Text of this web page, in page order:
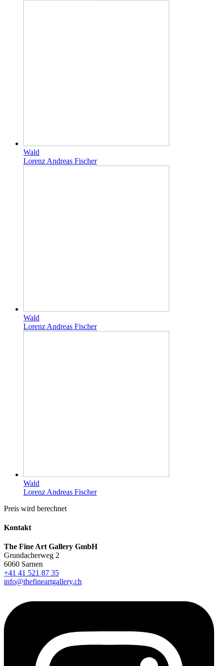
Wald
Lorenz Andreas Fischer
Wald
Lorenz Andreas Fischer
Wald
Lorenz Andreas Fischer
Preis wird berechnet
Kontakt
The Fine Art Gallery GmbH
Grundacherweg 2
6060 Sarnen
+41 41 521 87 35
info@thefineartgallery.ch